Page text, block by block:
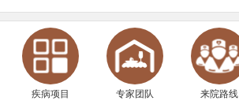
疾病项目 专家团队 来院路线